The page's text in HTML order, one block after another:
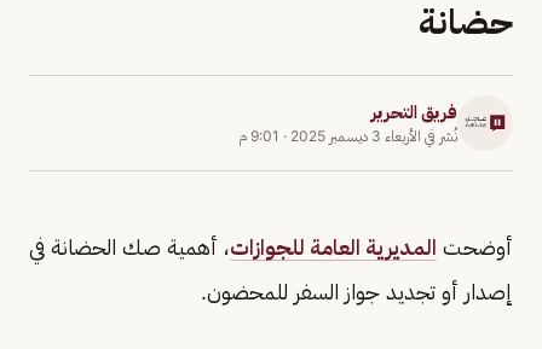
حضانة
فريق التحرير
نُشر في الأربعاء 3 ديسمبر 2025 · 9:01 م
أوضحت المديرية العامة للجوازات، أهمية صك الحضانة في
إصدار أو تجديد جواز السفر للمحضون.